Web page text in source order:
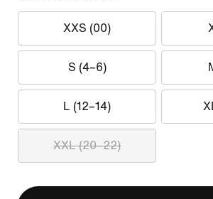
XXS (00)
S (4–6)
L (12–14)
XXL (20–22)